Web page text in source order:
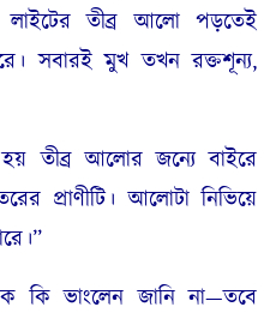
লাইটের তীব্র আলো পড়তেই
সবারই মুখ তখন রক্তশূন্য,
আলোর জন্যে বাইরে
প্রাণীটি। আলোটা নিভিয়ে
ভাংলেন জানি না—তবে